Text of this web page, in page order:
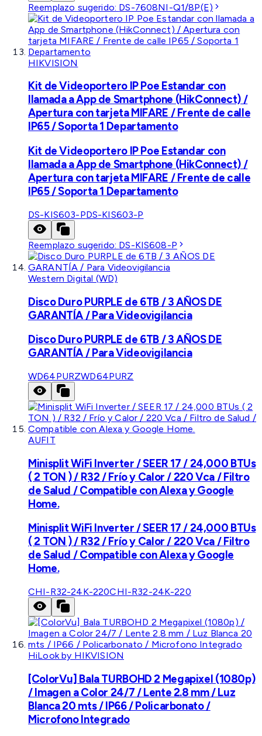
Reemplazo sugerido: DS-7608NI-Q1/8P(E)
HIKVISION
Kit de Videoportero IP Poe Estandar con
llamada a App de Smartphone (HikConnect) /
Apertura con tarjeta MIFARE / Frente de calle
IP65 / Soporta 1 Departamento
Kit de Videoportero IP Poe Estandar con
llamada a App de Smartphone (HikConnect) /
Apertura con tarjeta MIFARE / Frente de calle
IP65 / Soporta 1 Departamento
DS-KIS603-PDS-KIS603-P
Reemplazo sugerido: DS-KIS608-P
Western Digital (WD)
Disco Duro PURPLE de 6TB / 3 AÑOS DE
GARANTÍA / Para Videovigilancia
Disco Duro PURPLE de 6TB / 3 AÑOS DE
GARANTÍA / Para Videovigilancia
WD64PURZWD64PURZ
AUFIT
Minisplit WiFi Inverter / SEER 17 / 24,000 BTUs
( 2 TON ) / R32 / Frío y Calor / 220 Vca / Filtro
de Salud / Compatible con Alexa y Google
Home.
Minisplit WiFi Inverter / SEER 17 / 24,000 BTUs
( 2 TON ) / R32 / Frío y Calor / 220 Vca / Filtro
de Salud / Compatible con Alexa y Google
Home.
CHI-R32-24K-220CHI-R32-24K-220
HiLook by HIKVISION
[ColorVu] Bala TURBOHD 2 Megapixel (1080p)
/ Imagen a Color 24/7 / Lente 2.8 mm / Luz
Blanca 20 mts / IP66 / Policarbonato /
Microfono Integrado